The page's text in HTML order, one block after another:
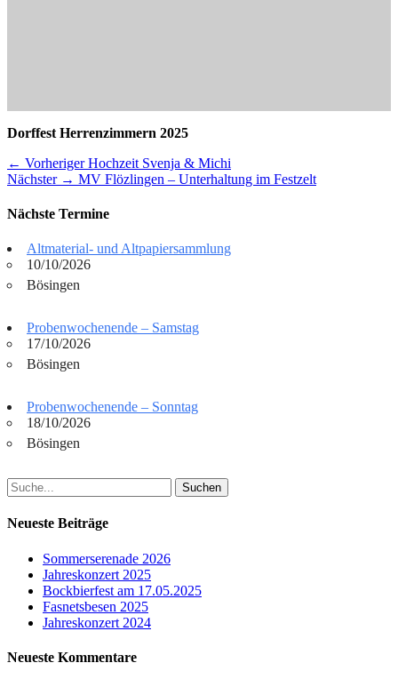
Dorffest Herrenzimmern 2025
Beitragsnavigation
← Vorheriger Vorheriger
Beitrag:
Hochzeit Svenja & Michi
Nächster → Nächster
MV Flözlingen – Unterhaltung im Festzelt
Nächste Termine
Altmaterial- und Altpapiersammlung
10/10/2026
Bösingen
Probenwochenende – Samstag
17/10/2026
Bösingen
Probenwochenende – Sonntag
18/10/2026
Bösingen
Suchen
nach:
Neueste Beiträge
Sommerserenade 2026
Jahreskonzert 2025
Bockbierfest am 17.05.2025
Fasnetsbesen 2025
Jahreskonzert 2024
Neueste Kommentare